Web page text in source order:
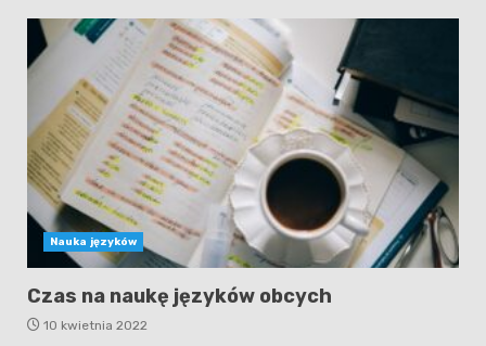
Nauka języków
Czas na naukę języków obcych
10 kwietnia 2022